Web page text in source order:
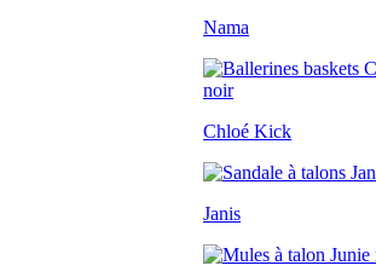
Nama
Chloé Kick
Janis